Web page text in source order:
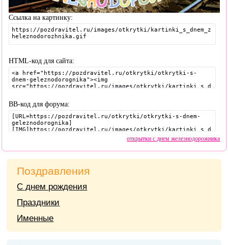
Ссылка на картинку:
HTML-код для сайта:
BB-код для форума:
открытки с днем железнодорожника
Поздравления
С днем рождения
Праздники
Именные